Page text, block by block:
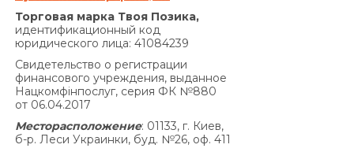
годовых на основании Договора и других
платежей, подлежащих уплате Заемщиком за
нарушение исполнения обязательств на
основании Договора, не может превышать
половины суммы Кредита, полученной
не может быть увеличена по договоренности
Торговая марка Твоя Позика,
идентификационный код
юридического лица: 41084239
Свидетельство о регистрации
финансового учреждения, выданное
Нацкомфінпослуг, серия ФК №880
от 06.04.2017
Месторасположение: 01133, г. Киев,
б-р. Леси Украинки, буд. №26, оф. 411